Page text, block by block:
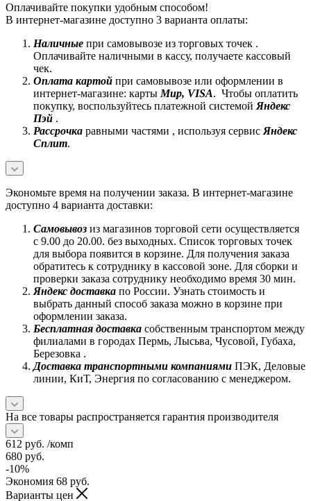
Оплачивайте покупки удобным способом!
В интернет-магазине доступно 3 варианта оплаты:
Наличные при самовывозе из торговых точек .
Оплачивайте наличными в кассу, получаете кассовый
чек.
Оплата картой при самовывозе или оформлении в
интернет-магазине: карты Mир, VISA. Чтобы оплатить
покупку, воспользуйтесь платежной системой Яндекс
Пэй .
Рассрочка равными частями , используя сервис Яндекс
Сплит.
Экономьте время на получении заказа. В интернет-магазине
доступно 4 варианта доставки:
Самовывоз из магазинов торговой сети осуществляется
с 9.00 до 20.00. без выходных. Список торговых точек
для выбора появится в корзине. Для получения заказа
обратитесь к сотруднику в кассовой зоне. Для сборки и
проверки заказа сотруднику необходимо время 30 мин.
Яндекс доставка по России. Узнать стоимость и
выбрать данный способ заказа можно в корзине при
оформлении заказа.
Бесплатная доставка собственным транспортом между
филиалами в городах Пермь, Лысьва, Чусовой, Губаха,
Березовка .
Доставка транспортными компаниями ПЭК, Деловые
линии, КиТ, Энергия по согласованию с менеджером.
На все товары распространяется гарантия производителя
612 руб. /комп
680 руб.
-10%
Экономия 68 руб.
Варианты цен